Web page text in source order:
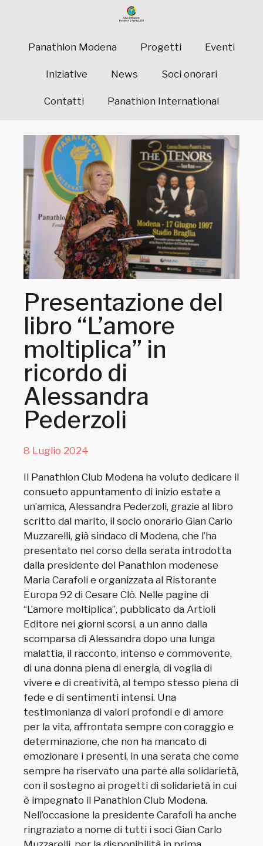
Panathlon Modena Progetti Eventi
Iniziative News Soci onorari
Contatti Panathlon International
Presentazione del
libro “L’amore
moltiplica” in
ricordo di
Alessandra
Pederzoli
8 Luglio 2024
Il Panathlon Club Modena ha voluto dedicare il
consueto appuntamento di inizio estate a
un’amica, Alessandra Pederzoli, grazie al libro
scritto dal marito, il socio onorario Gian Carlo
Muzzarelli, già sindaco di Modena, che l’ha
presentato nel corso della serata introdotta
dalla presidente del Panathlon modenese
Maria Carafoli e organizzata al Ristorante
Europa 92 di Cesare Clò. Nelle pagine di
“L’amore moltiplica”, pubblicato da Artioli
Editore nei giorni scorsi, a un anno dalla
scomparsa di Alessandra dopo una lunga
malattia, il racconto, intenso e commovente,
di una donna piena di energia, di voglia di
vivere e di creatività, al tempo stesso piena di
fede e di sentimenti intensi. Una
testimonianza di valori profondi e di amore
per la vita, affrontata sempre con coraggio e
determinazione, che non ha mancato di
emozionare i presenti, in una serata che come
sempre ha riservato una parte alla solidarietà,
con il sostegno ai progetti di solidarietà in cui
è impegnato il Panathlon Club Modena.
Nell’occasione la presidente Carafoli ha anche
ringraziato a nome di tutti i soci Gian Carlo